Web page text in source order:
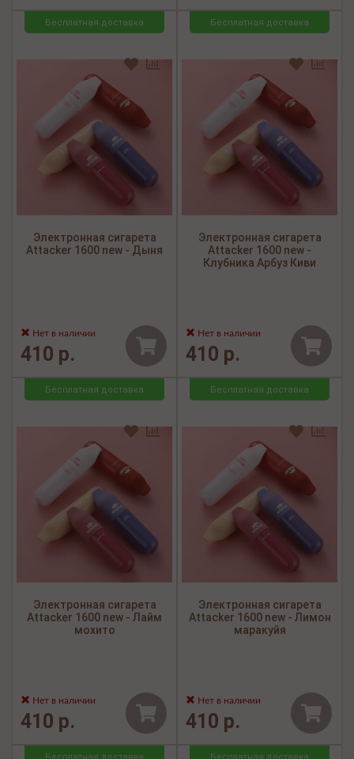
Бесплатная доставка
Электронная сигарета
Attacker 1600 new - Дыня
Нет в наличии
410 р.
Бесплатная доставка
Электронная сигарета
Attacker 1600 new -
Клубника Арбуз Киви
Нет в наличии
410 р.
Бесплатная доставка
Электронная сигарета
Attacker 1600 new - Лайм
мохито
Нет в наличии
410 р.
Бесплатная доставка
Электронная сигарета
Attacker 1600 new - Лимон
маракуйя
Нет в наличии
410 р.